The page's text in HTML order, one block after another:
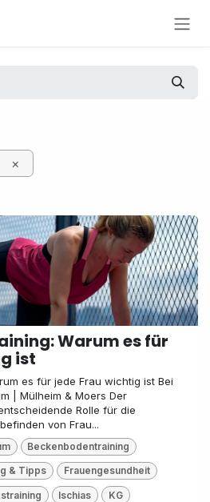
×
Warum es für
ist
es für jede Frau wichtig ist Bei
| Mülheim & Moers Der
Rolle für die
von Frau...
Beckenbodentraining
& Tipps Frauengesundheit
Ischias KG